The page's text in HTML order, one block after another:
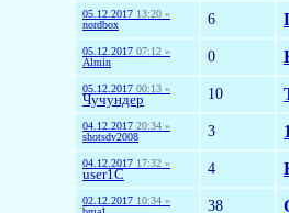
05.12.2017 13:20 »
nordbox
6
05.12.2017 07:12 »
Almin
0
05.12.2017 00:13 »
Чучундер 10
04.12.2017 20:34 »
shotsdv2008
3
04.12.2017 17:32 »
user1C 4
02.12.2017 10:34 »
38